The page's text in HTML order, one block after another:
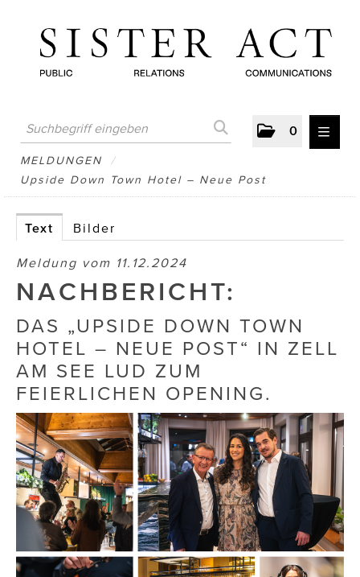
0
MELDUNGEN
ATELIER FĒ.
BERTRAMS
BewusstSchein
Brigitta Nemeth Art
CUBE
Die Dudlerei
Dominic Marcus Singer
Dominique Scharax – Move Mind Breath
Dr. Albert Fuchs
Élan Flow
Foodsavers
MELDUNGEN
/
Upside Down Town Hotel – Neue Post
Text Bilder
Meldung vom 11.12.2024
NACHBERICHT:
DAS „UPSIDE DOWN TOWN
HOTEL – NEUE POST“ IN ZELL
AM SEE LUD ZUM
FEIERLICHEN OPENING.